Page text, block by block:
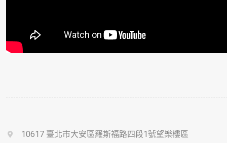
10617 臺北市大安區羅斯福路四段1號望樂樓區